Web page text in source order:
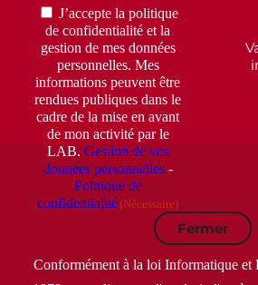
RGPD(Nécessaire)
J’accepte la politique
de confidentialité et la
gestion de mes données
personnelles. Mes
informations peuvent être
rendues publiques dans le
cadre de la mise en avant
de mon activité par le
LAB. Gestion de vos
données personnelles-
Politique de
confidentialité (Nécessaire)
Fermer
Conformément à la loi Informatique et